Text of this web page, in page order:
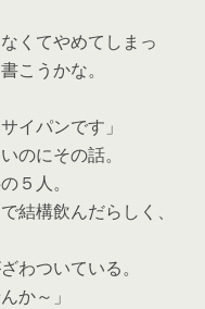
くてやめてしまっ
こうかな。
イパンです」
のにその話。
５人。
結構飲んだらしく、
わついている。
か～」